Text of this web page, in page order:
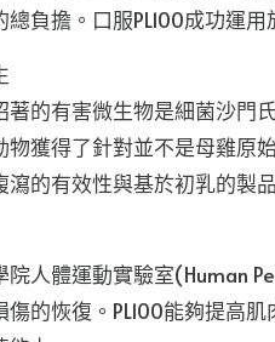
負擔。口服PL100成功運
著的有害微生物是細菌沙門
獲得了針對並不是母雞原
的有效性與基於初乳的製
院人體運動實驗室(Human
的恢復。PL100能夠提高